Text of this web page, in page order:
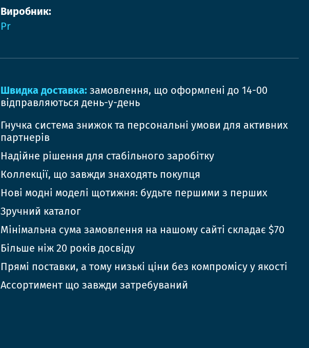
Виробник:
Pr
Швидка доставка: замовлення, що оформлені до 14-00
відправляються день-у-день
Гнучка система знижок та персональні умови для активних
партнерів
Надійне рішення для стабільного заробітку
Коллекції, що завжди знаходять покупця
Нові модні моделі щотижня: будьте першими з перших
Зручний каталог
Мінімальна сума замовлення на нашому сайті складає $70
Більше ніж 20 років досвіду
Прямі поставки, а тому низькі ціни без компромісу у якості
Ассортимент що завжди затребуваний